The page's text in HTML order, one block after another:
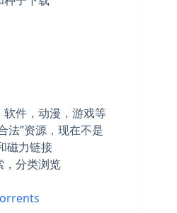
件，动漫，游戏等
法”资源，现在不是
磁力链接
，分类浏览